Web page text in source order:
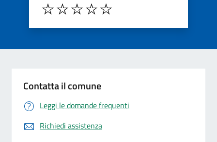
Contatta il comune
Leggi le domande frequenti
Richiedi assistenza